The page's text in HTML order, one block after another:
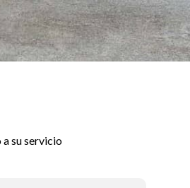
a su servicio